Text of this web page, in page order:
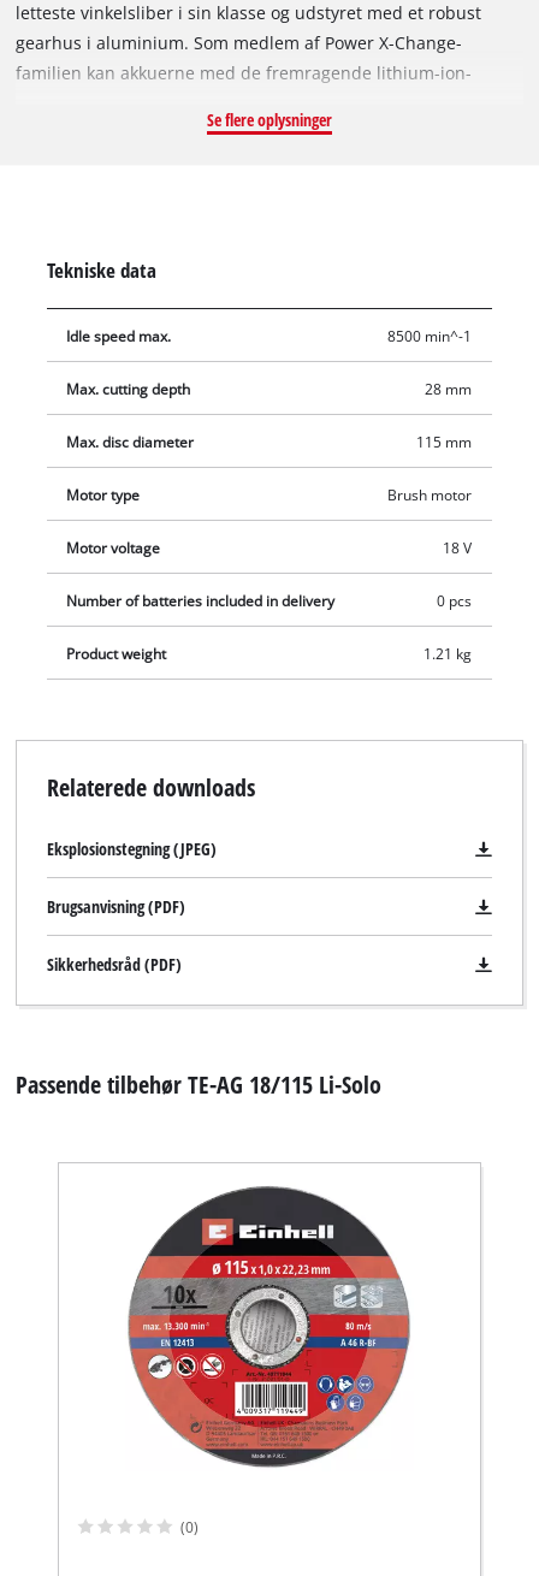
letteste vinkelsliber i sin klasse og udstyret med et robust
gearhus i aluminium. Som medlem af Power X-Change-
familien kan akkuerne med de fremragende lithium-ion-
familien. Akku og oplader kan købes separat, f.eks. som
konstruktion med ergonomisk softgrip og ekstragrebet, der
kan monteres fleksibelt i tre positioner, muliggør en
komfortabel håndtering af maskinen. Den ændrede luftføring
arbejde. Skivebeskyttelsen kan tilpasses til enhver opgave i en
håndevending takket være den hurtige indstilling.
Overbelastningsbeskyttelsen sørger for højere sikkerhed og
længere levetid. Leveres uden skæreskive.
Se flere oplysninger
Tekniske data
Idle speed max. 8500 min^-1
Max. cutting depth 28 mm
Max. disc diameter 115 mm
Motor type Brush motor
Motor voltage 18 V
Number of batteries included in delivery 0 pcs
Product weight 1.21 kg
Relaterede downloads
Eksplosionstegning (JPEG)
Brugsanvisning (PDF)
Sikkerhedsråd (PDF)
Passende tilbehør TE-AG 18/115 Li-Solo
(0)